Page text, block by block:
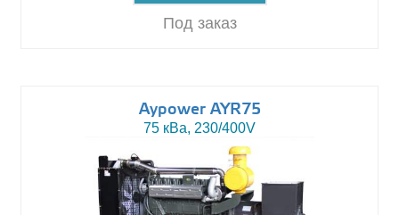
Под заказ
Aypower AYR75
75 кВа, 230/400V